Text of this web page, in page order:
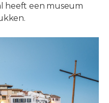
heeft een museum